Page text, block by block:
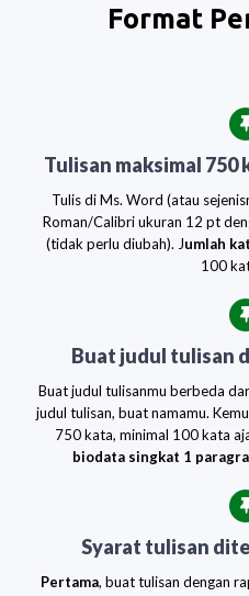
Format
Tulisan maksimal 750
Tulis di Ms. Word (atau
Roman/Calibri ukuran 12 pt
(tidak perlu diubah). Jumlah
100
Buat judul tulisan
Buat judul tulisanmu berbeda
judul tulisan, buat namamu.
750 kata, minimal 100 kata
biodata singkat 1
Syarat tulisan
Pertama, buat tulisan dengan